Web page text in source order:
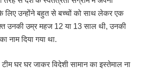
लिए उन्होंने बहुत से बच्चों को साथ लेकर एक
उनकी उम्र महज 12 या 13 साल थी, उनकी
नाम दिया गया था.
घर घर जाकर विदेशी सामान का इस्तेमाल ना